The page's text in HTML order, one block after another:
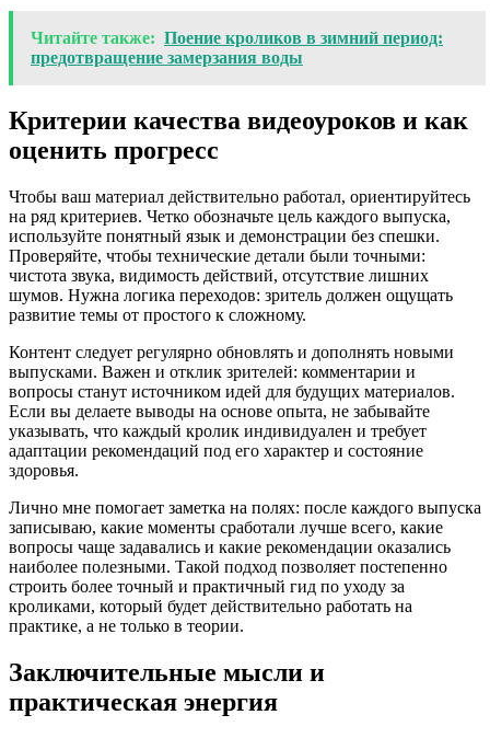
Читайте также: Поение кроликов в зимний период:
предотвращение замерзания воды
Критерии качества видеоуроков и как
оценить прогресс
Чтобы ваш материал действительно работал, ориентируйтесь
на ряд критериев. Четко обозначьте цель каждого выпуска,
используйте понятный язык и демонстрации без спешки.
Проверяйте, чтобы технические детали были точными:
чистота звука, видимость действий, отсутствие лишних
шумов. Нужна логика переходов: зритель должен ощущать
развитие темы от простого к сложному.
Контент следует регулярно обновлять и дополнять новыми
выпусками. Важен и отклик зрителей: комментарии и
вопросы станут источником идей для будущих материалов.
Если вы делаете выводы на основе опыта, не забывайте
указывать, что каждый кролик индивидуален и требует
адаптации рекомендаций под его характер и состояние
здоровья.
Лично мне помогает заметка на полях: после каждого выпуска
записываю, какие моменты сработали лучше всего, какие
вопросы чаще задавались и какие рекомендации оказались
наиболее полезными. Такой подход позволяет постепенно
строить более точный и практичный гид по уходу за
кроликами, который будет действительно работать на
практике, а не только в теории.
Заключительные мысли и
практическая энергия